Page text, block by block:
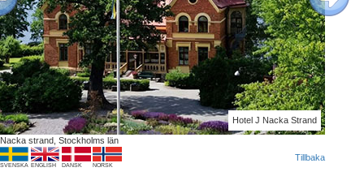
Hotel J Nacka Strand
Next
Nacka strand, Stockholms län
SVENSKA ENGLISH DANSK NORSK
Tillbaka